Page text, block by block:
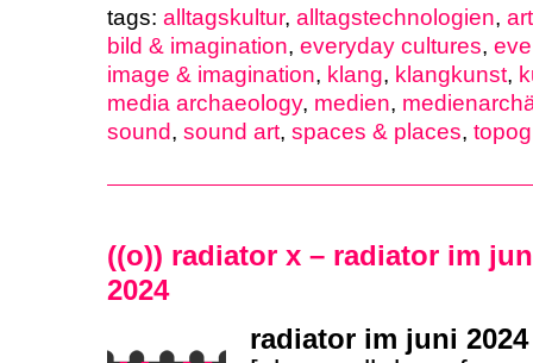
tags: alltagskultur, alltagstechnologien,
bild & imagination, everyday cultures,
image & imagination, klang, klangkunst,
media archaeology, medien,
sound, sound art, spaces & places,
((o)) radiator x – radiator im
2024
radiator im juni